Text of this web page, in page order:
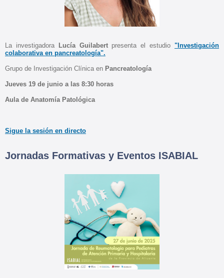
La investigadora Lucía Guilabert presenta el estudio"Investigación
colaborativa en pancreatología".
Grupo de Investigación Clínica en Pancreatología
Jueves 19 de junio a las 8:30 horas
Aula de Anatomía Patológica
Sigue la sesión en directo
Jornadas Formativas y Eventos ISABIAL